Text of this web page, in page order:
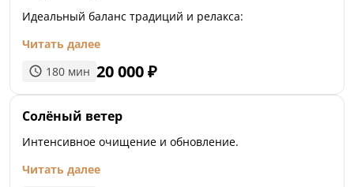
Идеальный баланс традиций и релакса:
Читать далее
180 мин 20 000₽
Солёный ветер
Интенсивное очищение и обновление.
Читать далее